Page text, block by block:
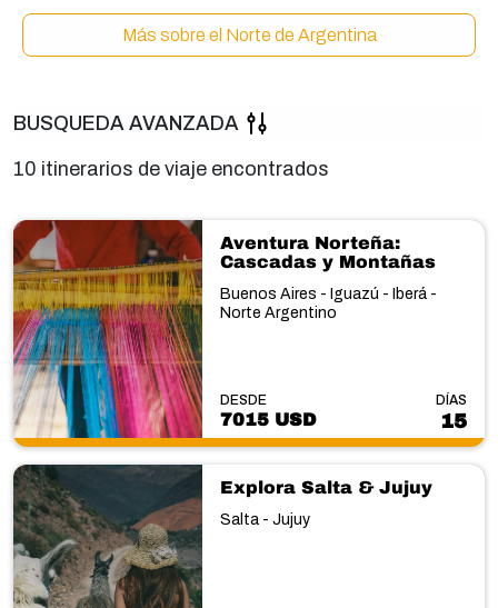
Más sobre el Norte de Argentina
BUSQUEDA AVANZADA
10 itinerarios de viaje encontrados
Aventura Norteña:
Cascadas y Montañas
Buenos Aires - Iguazú - Iberá -
Norte Argentino
DESDE
7015 USD
DÍAS
15
Explora Salta & Jujuy
Salta - Jujuy